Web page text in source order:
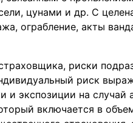
цунами и др. С
ограбление, акты
риски
риск
и экспозиции на случай
включается в